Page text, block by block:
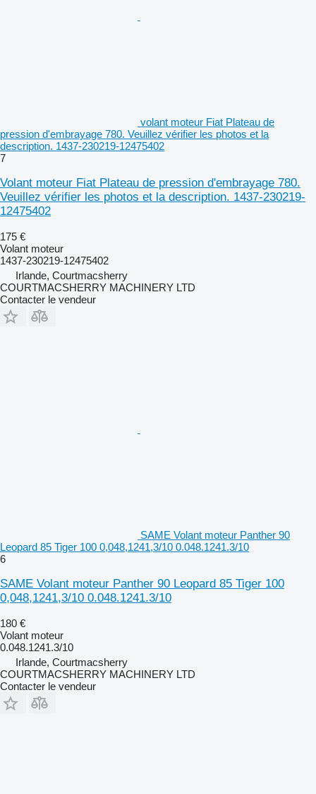
volant moteur Fiat Plateau de
pression d'embrayage 780. Veuillez vérifier les photos et la
description. 1437-230219-12475402
7
Volant moteur Fiat Plateau de pression d'embrayage 780.
Veuillez vérifier les photos et la description. 1437-230219-
12475402
175 €
Volant moteur
1437-230219-12475402
Irlande, Courtmacsherry
COURTMACSHERRY MACHINERY LTD
Contacter le vendeur
SAME Volant moteur Panther 90
Leopard 85 Tiger 100 0,048,1241,3/10 0.048.1241.3/10
6
SAME Volant moteur Panther 90 Leopard 85 Tiger 100
0,048,1241,3/10 0.048.1241.3/10
180 €
Volant moteur
0.048.1241.3/10
Irlande, Courtmacsherry
COURTMACSHERRY MACHINERY LTD
Contacter le vendeur